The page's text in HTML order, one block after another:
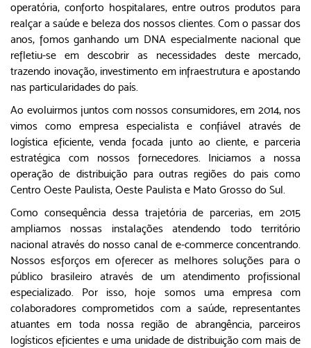
operatória, conforto hospitalares, entre outros produtos para
realçar a saúde e beleza dos nossos clientes. Com o passar dos
anos, fomos ganhando um DNA especialmente nacional que
refletiu-se em descobrir as necessidades deste mercado,
trazendo inovação, investimento em infraestrutura e apostando
nas particularidades do país.
Ao evoluirmos juntos com nossos consumidores, em 2014, nos
vimos como empresa especialista e confiável através de
logística eficiente, venda focada junto ao cliente, e parceria
estratégica com nossos fornecedores. Iniciamos a nossa
operação de distribuição para outras regiões do pais como
Centro Oeste Paulista, Oeste Paulista e Mato Grosso do Sul.
Como consequência dessa trajetória de parcerias, em 2015
ampliamos nossas instalações atendendo todo território
nacional através do nosso canal de e-commerce concentrando.
Nossos esforços em oferecer as melhores soluções para o
público brasileiro através de um atendimento profissional
especializado. Por isso, hoje somos uma empresa com
colaboradores comprometidos com a saúde, representantes
atuantes em toda nossa região de abrangência, parceiros
logísticos eficientes e uma unidade de distribuição com mais de